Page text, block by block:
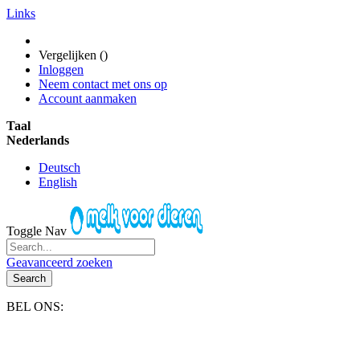
Links
Vergelijken ()
Inloggen
Neem contact met ons op
Account aanmaken
Taal
Nederlands
Deutsch
English
Toggle Nav
Geavanceerd zoeken
Search
BEL ONS: